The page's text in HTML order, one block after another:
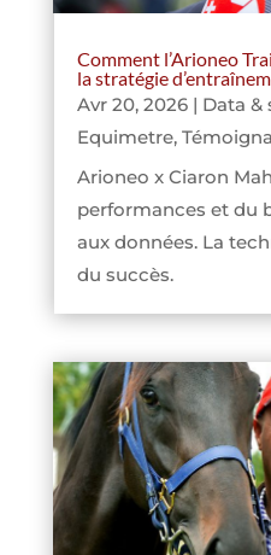
Comment l’Arioneo
la stratégie
Avr 20, 2026| Data &
Equimetre,
Arioneo x Ciaron
performances et du
aux données. La
du succès.